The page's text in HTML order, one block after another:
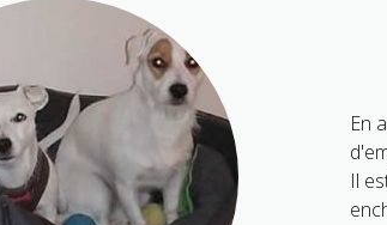
En
Il